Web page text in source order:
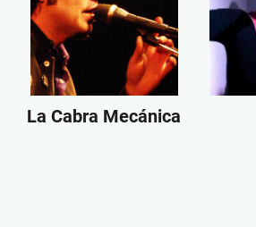
La Cabra Mecánica